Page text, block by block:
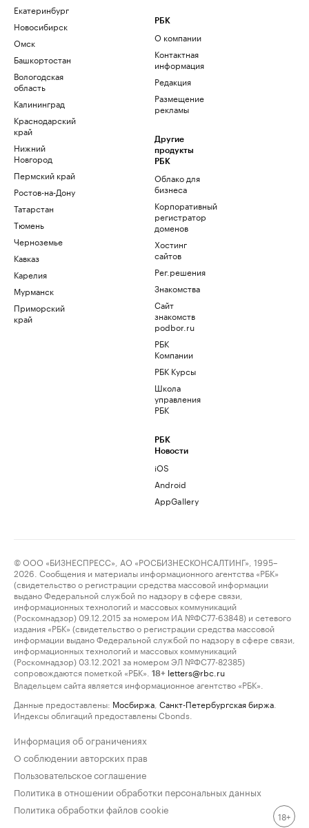
Екатеринбург
Новосибирск
Омск
Башкортостан
Вологодская
область
Калининград
Краснодарский
край
Нижний
Новгород
Пермский край
Ростов-на-Дону
Татарстан
Тюмень
Черноземье
Кавказ
Карелия
Мурманск
Приморский
край
РБК
О компании
Контактная
информация
Редакция
Размещение
рекламы
Другие
продукты
РБК
Облако для
бизнеса
Корпоративный
регистратор
доменов
Хостинг
сайтов
Рег.решения
Знакомства
Сайт
знакомств
podbor.ru
РБК
Компании
РБК Курсы
Школа
управления
РБК
РБК
Новости
iOS
Android
AppGallery
© ООО «БИЗНЕСПРЕСС», АО «РОСБИЗНЕСКОНСАЛТИНГ», 1995–
2026. Сообщения и материалы информационного агентства «РБК»
(свидетельство о регистрации средства массовой информации
выдано Федеральной службой по надзору в сфере связи,
информационных технологий и массовых коммуникаций
(Роскомнадзор) 09.12.2015 за номером ИА №ФС77-63848) и сетевого
издания «РБК» (свидетельство о регистрации средства массовой
информации выдано Федеральной службой по надзору в сфере связи,
информационных технологий и массовых коммуникаций
(Роскомнадзор) 03.12.2021 за номером ЭЛ №ФС77-82385)
сопровождаются пометкой «РБК».
18+ letters@rbc.ru
Владельцем сайта является информационное агентство «РБК».
Данные предоставлены: Мосбиржа Санкт-Петербургская биржа
Индексы облигаций предоставлены Cbonds.
Информация об ограничениях
О соблюдении авторских прав
Пользовательское соглашение
Политика в отношении обработки персональных данных
Политика обработки файлов cookie
18+